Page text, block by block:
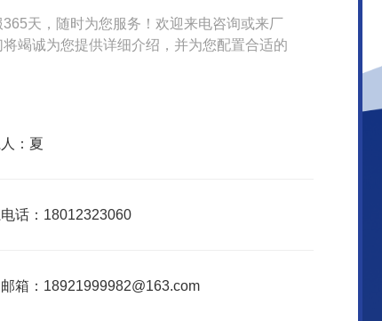
365天，随时为您服务！欢迎来电咨询或来厂
竭诚为您提供详细介绍，并为您配置合适的
：夏
话：18012323060
箱：18921999982@163.com